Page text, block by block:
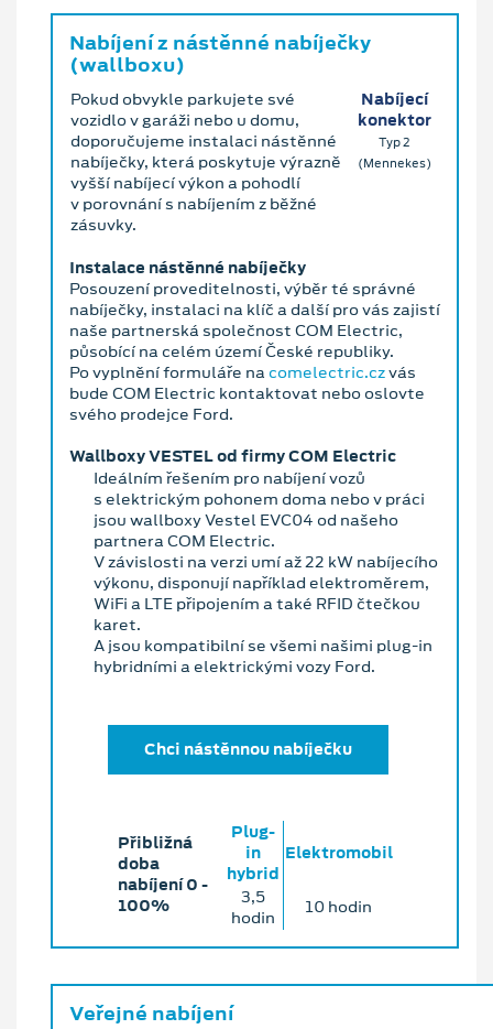
Nabíjení z nástěnné nabíječky
(wallboxu)
Pokud obvykle parkujete své
vozidlo v garáži nebo u domu,
doporučujeme instalaci nástěnné
nabíječky, která poskytuje výrazně
vyšší nabíjecí výkon a pohodlí
v porovnání s nabíjením z běžné
zásuvky.
Nabíjecí
konektor
Typ 2
(Mennekes)
Instalace nástěnné nabíječky
Posouzení proveditelnosti, výběr té správné
nabíječky, instalaci na klíč a další pro vás zajistí
naše partnerská společnost COM Electric,
působící na celém území České republiky.
Po vyplnění formuláře na comelectric.czvás
bude COM Electric kontaktovat nebo oslovte
svého prodejce Ford.
Wallboxy VESTEL od firmy COM Electric
Ideálním řešením pro nabíjení vozů
s elektrickým pohonem doma nebo v práci
jsou wallboxy Vestel EVC04 od našeho
partnera COM Electric.
V závislosti na verzi umí až 22 kW nabíjecího
výkonu, disponují například elektroměrem,
WiFi a LTE připojením a také RFID čtečkou
karet.
A jsou kompatibilní se všemi našimi plug-in
hybridními a elektrickými vozy Ford.
Chci nástěnnou nabíječku
Přibližná
doba
nabíjení 0 ‐
100%
Plug-
in
hybrid
Elektromobil
3,5
hodin
10 hodin
Veřejné nabíjení